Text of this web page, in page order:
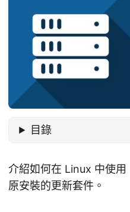
目錄
介紹如何在 Linux 中使用
原安裝的更新套件。